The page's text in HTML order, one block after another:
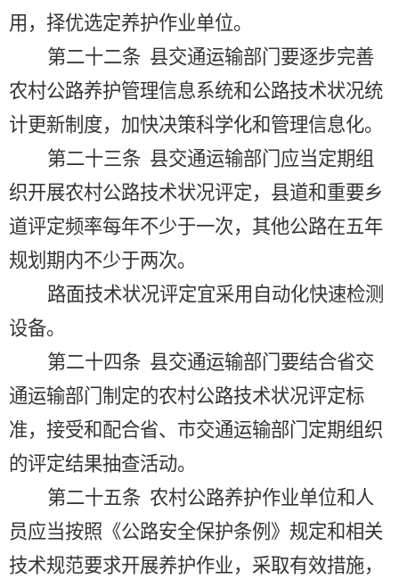
用，择优选定养护作业单位。
第二十二条 县交通运输部门要逐步完善
农村公路养护管理信息系统和公路技术状况统
计更新制度，加快决策科学化和管理信息化。
第二十三条 县交通运输部门应当定期组
织开展农村公路技术状况评定，县道和重要乡
道评定频率每年不少于一次，其他公路在五年
规划期内不少于两次。
路面技术状况评定宜采用自动化快速检测
设备。
第二十四条 县交通运输部门要结合省交
通运输部门制定的农村公路技术状况评定标
准，接受和配合省、市交通运输部门定期组织
的评定结果抽查活动。
第二十五条 农村公路养护作业单位和人
员应当按照《公路安全保护条例》规定和相关
技术规范要求开展养护作业，采取有效措施，